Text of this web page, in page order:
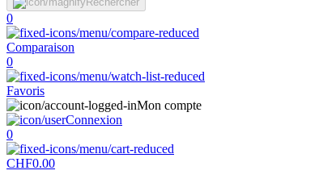
0
Comparaison
0
Favoris
Mon compte
Connexion
0
CHF0.00